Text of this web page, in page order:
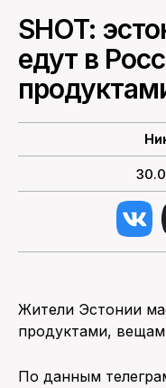
SHOT:
едут в
Жители Эстонии
продуктами,
По данным